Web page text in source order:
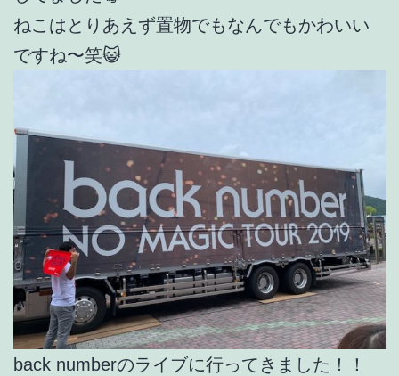
ねこはとりあえず置物でもなんでもかわいい
ですね〜笑😺
back numberのライブに行ってきました！！